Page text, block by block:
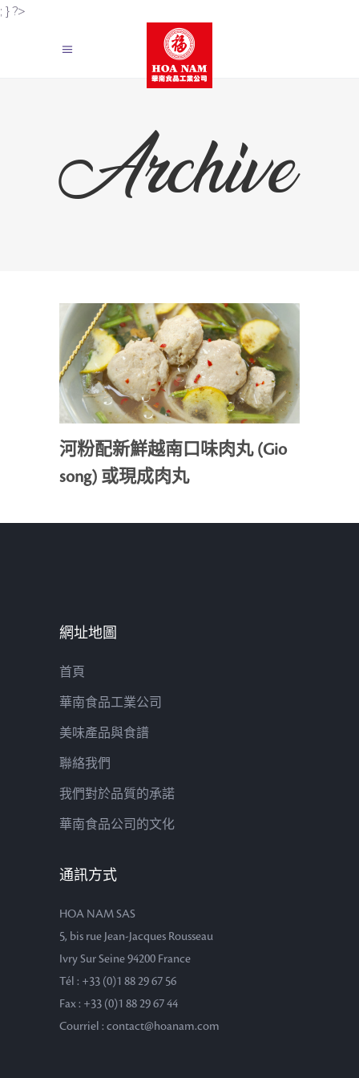
; } ?>
Archive
河粉配新鮮越南口味肉丸 (Gio
song) 或現成肉丸
網址地圖
首頁
華南食品工業公司
美味產品與食譜
聯絡我們
我們對於品質的承諾
華南食品公司的文化
通訊方式
HOA NAM SAS
5, bis rue Jean-Jacques Rousseau
Ivry Sur Seine 94200 France
Tél : +33 (0)1 88 29 67 56
Fax : +33 (0)1 88 29 67 44
Courriel : contact@hoanam.com